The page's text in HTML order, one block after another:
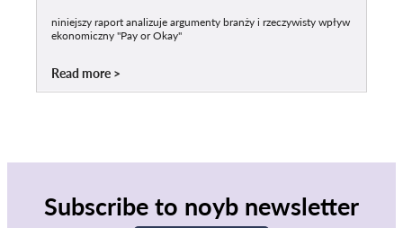
niniejszy raport analizuje argumenty branży i rzeczywisty wpływ
ekonomiczny "Pay or Okay"
Read more
Subscribe to noyb newsletter